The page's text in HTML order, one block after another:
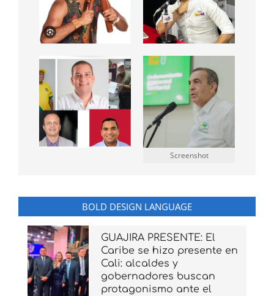
Screenshot
BOLD DESIGN LANGUAGE
GUAJIRA PRESENTE: El
Caribe se hizo presente en
Cali: alcaldes y
gobernadores buscan
protagonismo ante el